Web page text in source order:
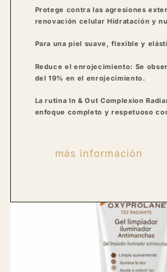
Protege contra las agresiones
renovación celularHidratación y
Para una piel suave, flexible y
Reduce el enrojecimiento: Se
del 19% en el enrojecimiento.
La rutina In & Out Complexion
enfoque completo y respetuoso
más información